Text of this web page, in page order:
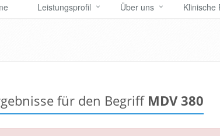
Leistungsprofil Über uns Klinische
für den Begriff MDV 380